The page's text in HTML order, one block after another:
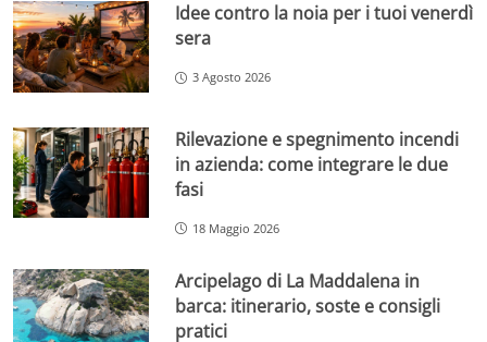
Idee contro la noia per i tuoi venerdì
sera
3 Agosto 2026
Rilevazione e spegnimento incendi
in azienda: come integrare le due
fasi
18 Maggio 2026
Arcipelago di La Maddalena in
barca: itinerario, soste e consigli
pratici